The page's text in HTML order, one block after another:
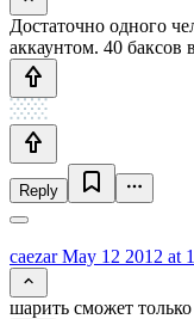
Достаточно одного
аккаунтом. 40 баксов
Reply
caezarMay 12 2012 at
шарить сможет